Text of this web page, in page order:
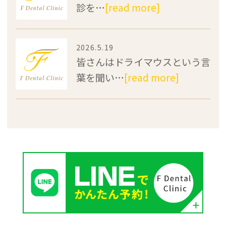
診を…[read more]
2026.5.19
皆さんはドライマウスという言
葉を聞い…[read more]